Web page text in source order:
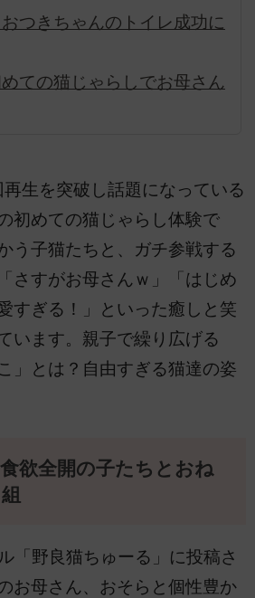
つきちゃんのトイレ成功に
ての猫じゃらしでお母さん
生を突破し話題になっている
初めての猫じゃらし体験で
う子猫たちと、ガチ参戦する
さすがお母さんｗ」「はじめ
すぎる！」といった癒しと笑
います。親子で繰り広げる
」とは？自由すぎる猫達の姿
欲全開の子たちとおね
「野良猫ちゅーる」に投稿さ
お母さん、おそらと個性豊か